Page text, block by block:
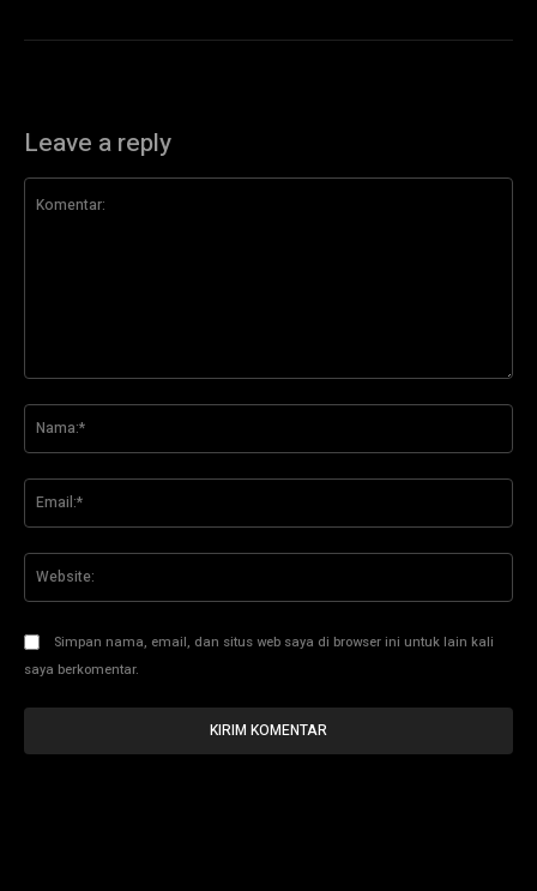
Leave a reply
Simpan nama, email, dan situs web saya di browser ini untuk lain kali
saya berkomentar.